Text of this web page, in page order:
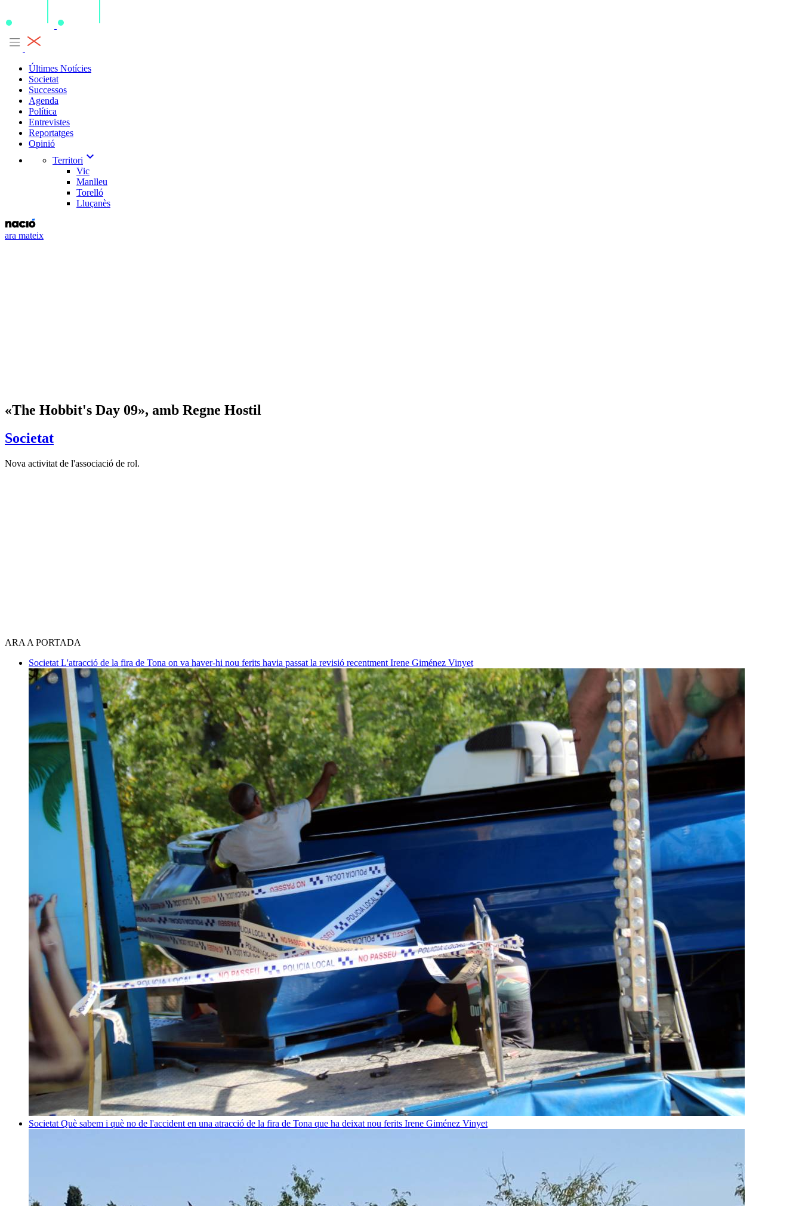
Últimes Notícies
Societat
Successos
Agenda
Política
Entrevistes
Reportatges
Opinió
Territori expand_more
Vic
Manlleu
Torelló
Lluçanès
ara mateix
«The Hobbit's Day 09», amb Regne Hostil
Societat
Nova activitat de l'associació de rol.
ARA A PORTADA
Societat L'atracció de la fira de Tona on va haver-hi nou ferits havia passat la revisió recentment Irene Giménez Vinyet
Societat Què sabem i què no de l'accident en una atracció de la fira de Tona que ha deixat nou ferits Irene Giménez Vinyet